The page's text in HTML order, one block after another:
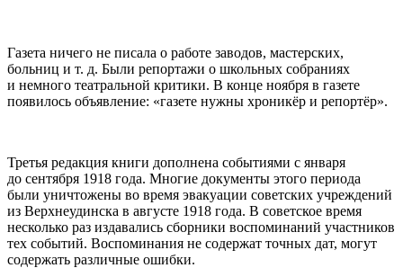
Газета ничего не писала о работе заводов, мастерских,
больниц и т. д. Были репортажи о школьных собраниях
и немного театральной критики. В конце ноября в газете
появилось объявление: «газете нужны хроникёр и репортёр».
Третья редакция книги дополнена событиями с января
до сентября 1918 года. Многие документы этого периода
были уничтожены во время эвакуации советских учреждений
из Верхнеудинска в августе 1918 года. В советское время
несколько раз издавались сборники воспоминаний участников
тех событий. Воспоминания не содержат точных дат, могут
содержать различные ошибки.